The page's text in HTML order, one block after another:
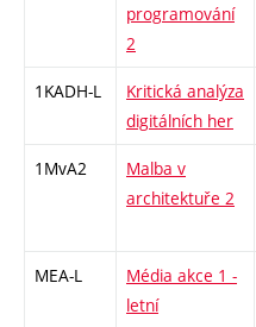
programování
2
1KADH-L
Kritická analýza
digitálních her
1MvA2
Malba v
architektuře 2
MEA-L
Média akce 1 -
letní